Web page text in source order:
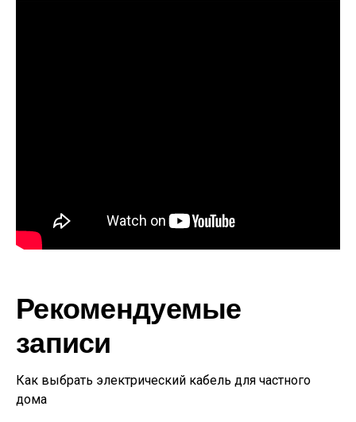
Рекомендуемые
записи
Как выбрать электрический кабель для частного
дома